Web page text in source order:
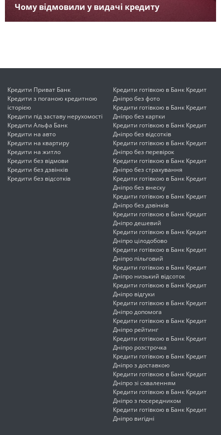
Чому відмовили у видачі кредиту
Кредити Приват Банк
Кредити з поганою кредитною
історією
Кредити під заставу нерухомості
Кредити Альфа Банк
Кредити на авто
Кредити на квартиру
Кредити на житло
Кредити без відмови
Кредити без дзвінків
Кредити без відсотків
Кредити готівкою в Банк Кредит
Дніпро без фото
Кредити готівкою в Банк Кредит
Дніпро без картки
Кредити готівкою в Банк Кредит
Дніпро без відсотків
Кредити готівкою в Банк Кредит
Дніпро без перевірок
Кредити готівкою в Банк Кредит
Дніпро без страхування
Кредити готівкою в Банк Кредит
Дніпро без внеску
Кредити готівкою в Банк Кредит
Дніпро без дзвінків
Кредити готівкою в Банк Кредит
Дніпро дешевий
Кредити готівкою в Банк Кредит
Дніпро цілодобово
Кредити готівкою в Банк Кредит
Дніпро пільговий
Кредити готівкою в Банк Кредит
Дніпро низький відсоток
Кредити готівкою в Банк Кредит
Дніпро відгуки
Кредити готівкою в Банк Кредит
Дніпро допомога
Кредити готівкою в Банк Кредит
Дніпро рейтинг
Кредити готівкою в Банк Кредит
Дніпро розстрочка
Кредити готівкою в Банк Кредит
Дніпро з доставкою
Кредити готівкою в Банк Кредит
Дніпро зі схваленням
Кредити готівкою в Банк Кредит
Дніпро з посередником
Кредити готівкою в Банк Кредит
Дніпро вигідні